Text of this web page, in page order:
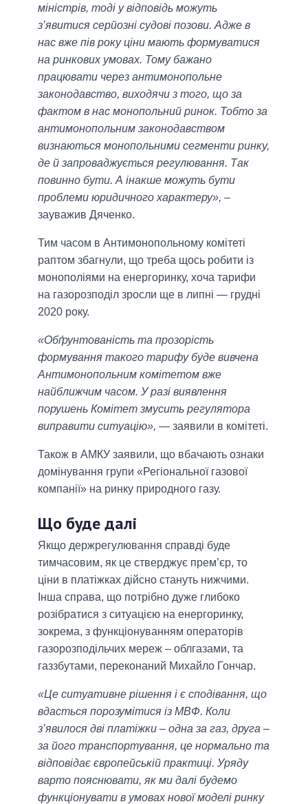
міністрів, тоді у відповідь можуть
з’явитися серйозні судові позови. Адже в
нас вже пів року ціни мають формуватися
на ринкових умовах. Тому бажано
працювати через антимонопольне
законодавство, виходячи з того, що за
фактом в нас монопольний ринок. Тобто за
антимонопольним законодавством
визнаються монопольними сегменти ринку,
де й запроваджується регулювання. Так
повинно бути. А інакше можуть бути
проблеми юридичного характеру», –
зауважив Дяченко.
Тим часом в Антимонопольному комітеті
раптом збагнули, що треба щось робити із
монополіями на енергоринку, хоча тарифи
на газорозподіл зросли ще в липні — грудні
2020 року.
«Обґрунтованість та прозорість
формування такого тарифу буде вивчена
Антимонопольним комітетом вже
найближчим часом. У разі виявлення
порушень Комітет змусить регулятора
виправити ситуацію», — заявили в комітеті.
Також в АМКУ заявили, що вбачають ознаки
домінування групи «Регіональної газової
компанії» на ринку природного газу.
Що буде далі
Якщо держрегулювання справді буде
тимчасовим, як це стверджує прем’єр, то
ціни в платіжках дійсно стануть нижчими.
Інша справа, що потрібно дуже глибоко
розібратися з ситуацією на енергоринку,
зокрема, з функціонуванням операторів
газорозподільчих мереж – облгазами, та
газзбутами, переконаний Михайло Гончар.
«Це ситуативне рішення і є сподівання, що
вдасться порозумітися із МВФ. Коли
з’явилося дві платіжки – одна за газ, друга –
за його транспортування, це нормально та
відповідає європейській практиці. Уряду
варто пояснювати, як ми далі будемо
функціонувати в умовах нової моделі ринку